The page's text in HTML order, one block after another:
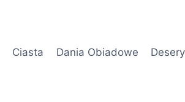
Ciasta
Dania Obiadowe Desery